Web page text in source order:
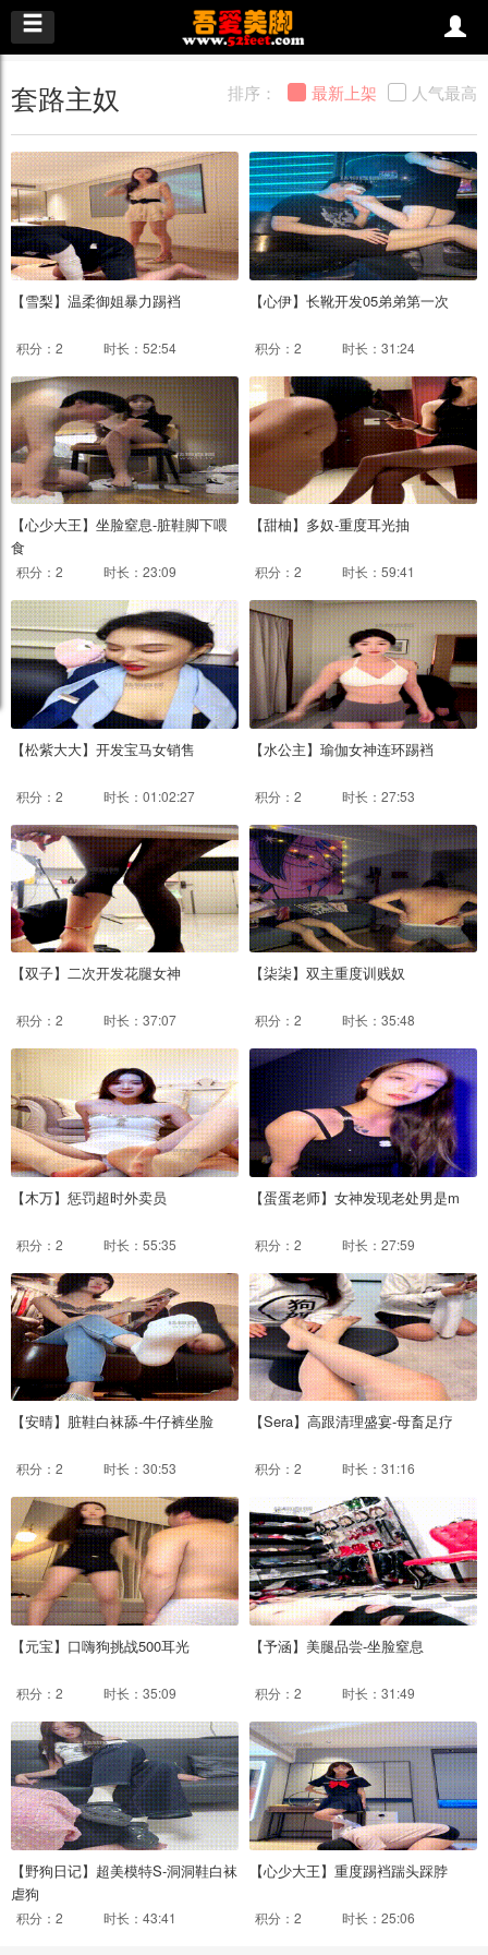
套路主奴 排序： 最新上架 人气最高
【雪梨】温柔御姐暴力踢裆
积分：2 时长：52:54
【心伊】长靴开发05弟弟第一次
积分：2 时长：31:24
【心少大王】坐脸窒息-脏鞋脚下喂
食
积分：2 时长：23:09
【甜柚】多奴-重度耳光抽
积分：2 时长：59:41
【松紫大大】开发宝马女销售
积分：2 时长：01:02:27
【水公主】瑜伽女神连环踢裆
积分：2 时长：27:53
【双子】二次开发花腿女神
积分：2 时长：37:07
【柒柒】双主重度训贱奴
积分：2 时长：35:48
【木万】惩罚超时外卖员
积分：2 时长：55:35
【蛋蛋老师】女神发现老处男是m
积分：2 时长：27:59
【安晴】脏鞋白袜舔-牛仔裤坐脸
积分：2 时长：30:53
【Sera】高跟清理盛宴-母畜足疗
积分：2 时长：31:16
【元宝】口嗨狗挑战500耳光
积分：2 时长：35:09
【予涵】美腿品尝-坐脸窒息
积分：2 时长：31:49
【野狗日记】超美模特S-洞洞鞋白袜
虐狗
积分：2 时长：43:41
【心少大王】重度踢裆踹头踩脖
积分：2 时长：25:06